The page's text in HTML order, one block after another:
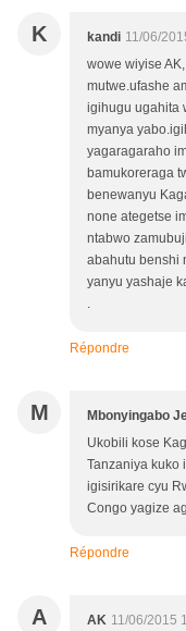
K kandi 11/06/
wowe wiyise
mutwe.ufashe
igihugu ugahita
myanya
yagaragaraho
bamukoreraga
benewanyu
none ategetse
ntabwo
abahutu benshi
yanyu yashaje
.
Répondre
M Mbonyingabo
Ukobili kose
Tanzaniya kuko
igisirikare cyu
Congo yagize
Répondre
A AK 11/06/2015